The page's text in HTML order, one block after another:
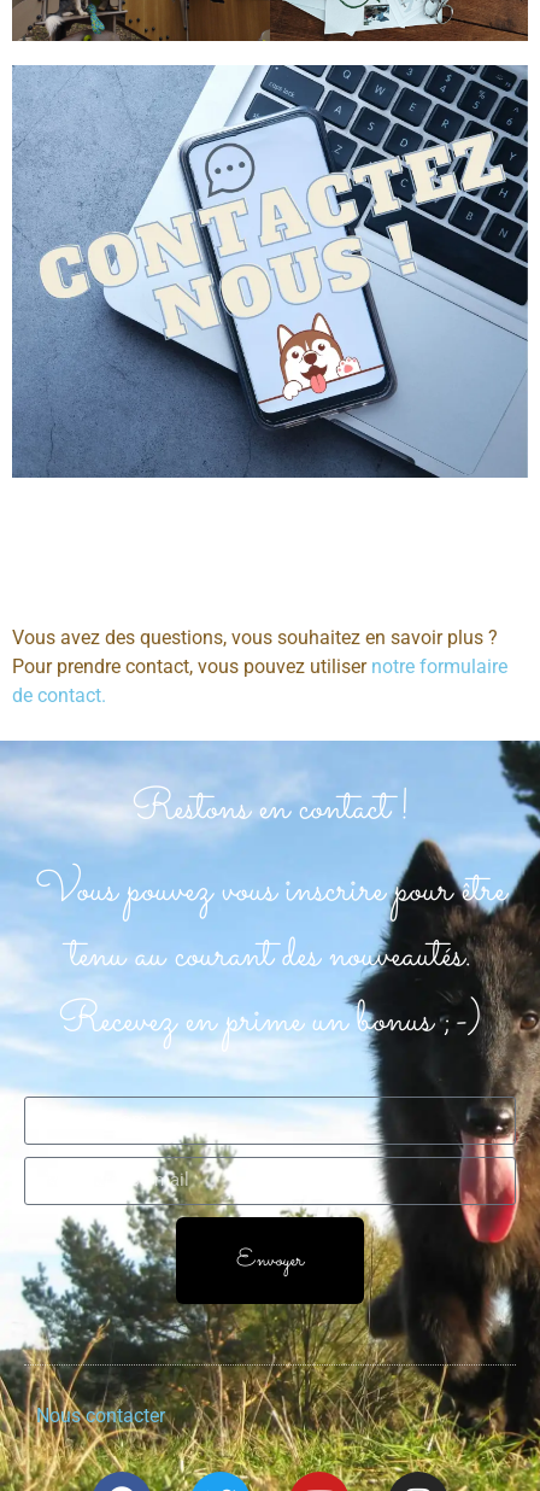
Vous avez des questions, vous souhaitez en savoir plus ?
Pour prendre contact, vous pouvez utiliser notre formulaire
de contact.
Restons en contact !
Vous pouvez vous inscrire pour être
tenu au courant des nouveautés.
Recevez en prime un bonus ;-)
Envoyer
Nous contacter